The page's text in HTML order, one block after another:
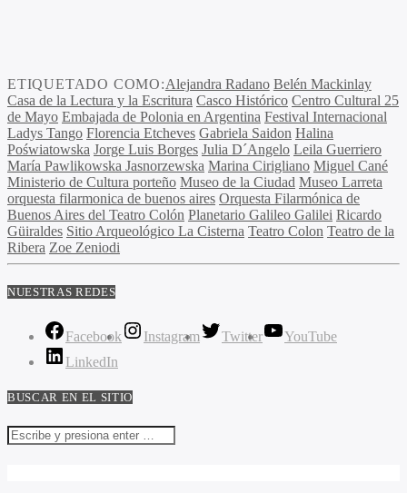
ETIQUETADO COMO:Alejandra Radano Belén Mackinlay
Casa de la Lectura y la Escritura Casco Histórico Centro Cultural 25
de Mayo Embajada de Polonia en Argentina Festival Internacional
Ladys Tango Florencia Etcheves Gabriela Saidon Halina
Poświatowska Jorge Luis Borges Julia D´Angelo Leila Guerriero
María Pawlikowska Jasnorzewska Marina Cirigliano Miguel Cané
Ministerio de Cultura porteño Museo de la Ciudad Museo Larreta
orquesta filarmonica de buenos aires Orquesta Filarmónica de
Buenos Aires del Teatro Colón Planetario Galileo Galilei Ricardo
Güiraldes Sitio Arqueológico La Cisterna Teatro Colon Teatro de la
Ribera Zoe Zeniodi
NUESTRAS REDES
Facebook Instagram Twitter
YouTube
LinkedIn
BUSCAR EN EL SITIO